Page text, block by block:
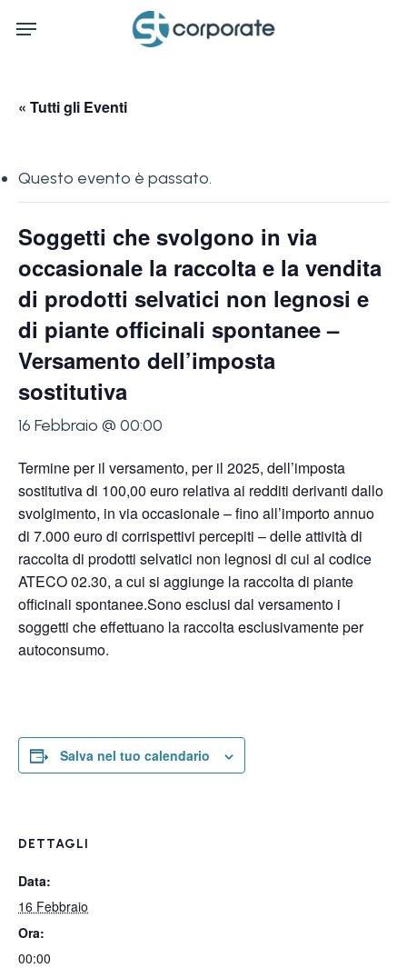
Menu
« Tutti gli Eventi
Questo evento è passato.
Soggetti che svolgono in via
occasionale la raccolta e la vendita
di prodotti selvatici non legnosi e
di piante officinali spontanee –
Versamento dell’imposta
sostitutiva
16 Febbraio @ 00:00
Termine per il versamento, per il 2025, dell’imposta
sostitutiva di 100,00 euro relativa ai redditi derivanti dallo
svolgimento, in via occasionale – fino all’importo annuo
di 7.000 euro di corrispettivi percepiti – delle attività di
raccolta di prodotti selvatici non legnosi di cui al codice
ATECO 02.30, a cui si aggiunge la raccolta di piante
officinali spontanee.Sono esclusi dal versamento i
soggetti che effettuano la raccolta esclusivamente per
autoconsumo.
Salva nel tuo calendario
DETTAGLI
Data:
16 Febbraio
Ora:
00:00